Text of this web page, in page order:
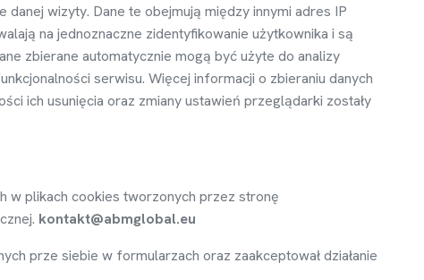
danej wizyty. Dane te obejmują między innymi adres IP
ą na jednoznaczne zidentyfikowanie użytkownika i są
zbierane automatycznie mogą byćużyte do analizy
ści serwisu. Więcej informacji o zbieraniu danych
ści ich usunięcia oraz zmiany ustawień przeglądarki zostały
w plikach cookies tworzonych przez stronę
kontakt@abmglobal.eu
prze siebie w formularzach oraz zaakceptował działanie